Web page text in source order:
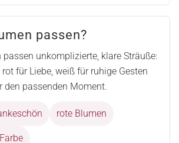
passen?
passen unkomplizierte, klare Sträuße:
für Liebe, weiß für ruhige Gesten
den passenden Moment.
rote Blumen